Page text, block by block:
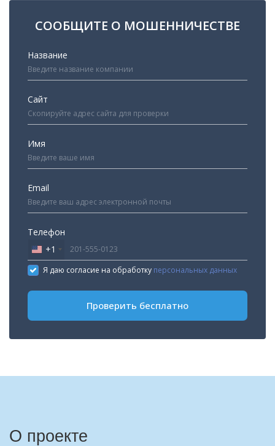
СООБЩИТЕ О МОШЕННИЧЕСТВЕ
Название
Сайт
Имя
Email
Телефон
United
States
+1
+1
Я даю согласие на обработку персональных данных
Проверить бесплатно
О проекте